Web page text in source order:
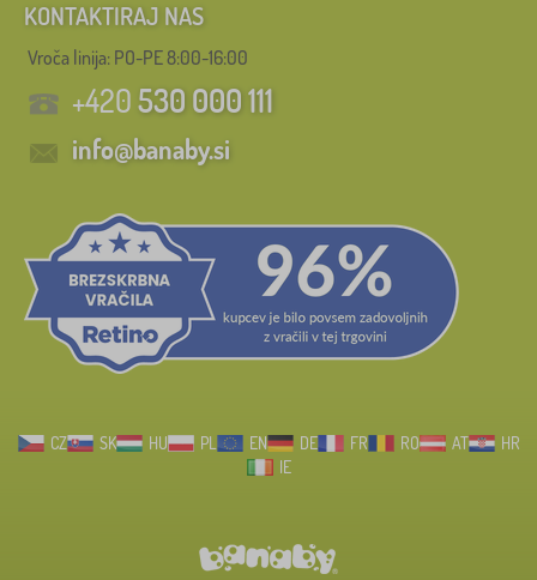
KONTAKTIRAJ NAS
Vroča linija: PO-PE 8:00-16:00
+420530 000 111
info@banaby.si
CZ SK HU PL EN DE FR RO AT
HR
IE